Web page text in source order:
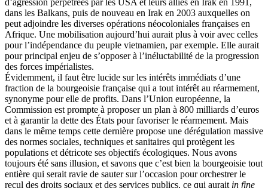
d’agression perpétrées par les USA et leurs alliés en Irak en 1991,
dans les Balkans, puis de nouveau en Irak en 2003 auxquelles on
peut adjoindre les diverses opérations néocoloniales françaises en
Afrique. Une mobilisation aujourd’hui aurait plus à voir avec celles
pour l’indépendance du peuple vietnamien, par exemple. Elle aurait
pour principal enjeu de s’opposer à l’inéluctabilité de la progression
des forces impérialistes.
Évidemment, il faut être lucide sur les intérêts immédiats d’une
fraction de la bourgeoisie française qui a tout intérêt au réarmement,
synonyme pour elle de profits. Dans l’Union européenne, la
Commission est prompte à proposer un plan à 800 milliards d’euros
et à garantir la dette des États pour favoriser le réarmement. Mais
dans le même temps cette dernière propose une dérégulation massive
des normes sociales, techniques et sanitaires qui protègent les
populations et détricote ses objectifs écologiques. Nous avons
toujours été sans illusion, et savons que c’est bien la bourgeoisie tout
entière qui serait ravie de sauter sur l’occasion pour orchestrer le
recul des droits sociaux et des services publics, ce qui aurait in fine